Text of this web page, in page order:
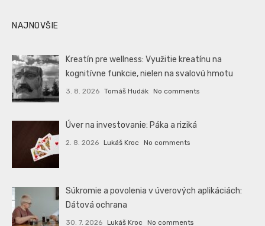
NAJNOVŠIE
Kreatín pre wellness: Využitie kreatínu na
kognitívne funkcie, nielen na svalovú hmotu
3. 8. 2026 Tomáš Hudák No comments
Úver na investovanie: Páka a riziká
2. 8. 2026 Lukáš Kroc No comments
Súkromie a povolenia v úverových aplikáciách:
Dátová ochrana
30. 7. 2026 Lukáš Kroc No comments